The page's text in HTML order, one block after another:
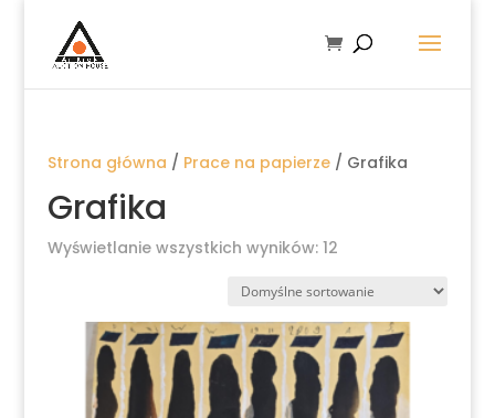
Strona główna / Prace na papierze/ Grafika
Grafika
Wyświetlanie wszystkich wyników: 12